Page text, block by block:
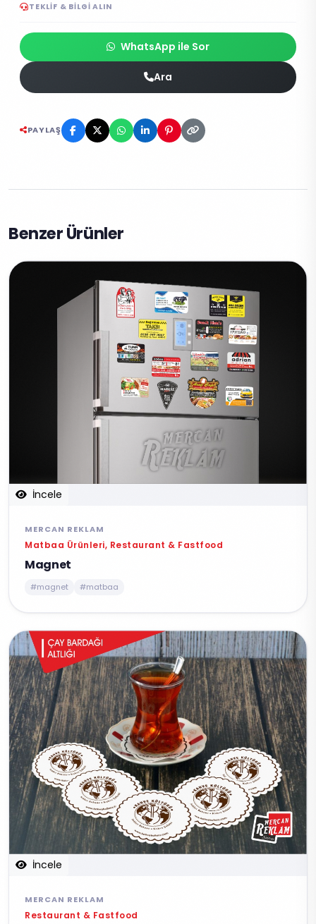
TEKLIF & BILGI ALIN
WhatsApp ile Sor
Ara
PAYLAŞ
Benzer Ürünler
İncele
MERCAN REKLAM
Matbaa Ürünleri, Restaurant & Fastfood
Magnet
#magnet #matbaa
İncele
MERCAN REKLAM
Restaurant & Fastfood